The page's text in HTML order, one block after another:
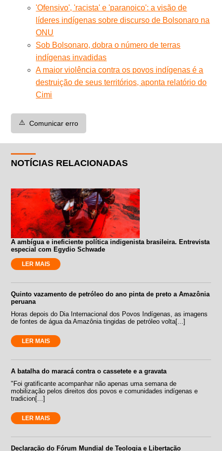
'Ofensivo', 'racista' e 'paranoico': a visão de
líderes indígenas sobre discurso de Bolsonaro na
ONU
Sob Bolsonaro, dobra o número de terras
indígenas invadidas
A maior violência contra os povos indígenas é a
destruição de seus territórios, aponta relatório do
Cimi
⚠️ Comunicar erro
NOTÍCIAS RELACIONADAS
A ambígua e ineficiente política indigenista brasileira. Entrevista
especial com Egydio Schwade
LER MAIS
Quinto vazamento de petróleo do ano pinta de preto a Amazônia
peruana
Horas depois do Dia Internacional dos Povos Indígenas, as imagens
de fontes de água da Amazônia tingidas de petróleo volta[...]
LER MAIS
A batalha do maracá contra o cassetete e a gravata
"Foi gratificante acompanhar não apenas uma semana de
mobilização pelos direitos dos povos e comunidades indígenas e
tradicion[...]
LER MAIS
Declaração do Fórum Mundial de Teologia e Libertação